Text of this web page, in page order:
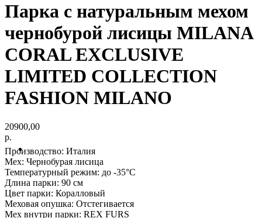
Парка с натуральным мехом
чернобурой лисицы MILANA
CORAL EXCLUSIVE
LIMITED COLLECTION
FASHION MILANO
20900,00
р.
Производство: Италия
Мех: Чернобурая лисица
Температурный режим: до -35°С
Длина парки: 90 см
Цвет парки: Коралловый
Меховая опушка: Отстегивается
Мех внутри парки: REX FURS